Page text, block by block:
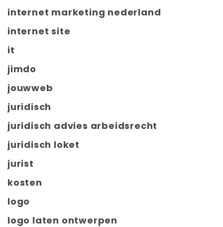
internet marketing nederland
internet site
it
jimdo
jouwweb
juridisch
juridisch advies arbeidsrecht
juridisch loket
jurist
kosten
logo
logo laten ontwerpen